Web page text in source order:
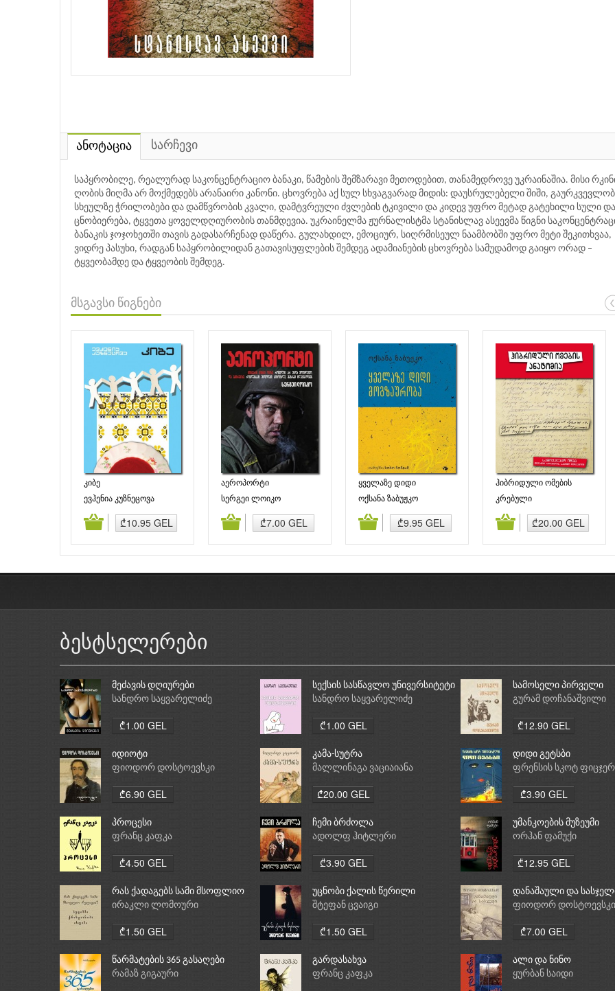
ანოტაცია სარჩევი
საპყრობილე, რეალურად საკონცენტრაციო ბანაკი, წამების შემზარავი მეთოდებით, თანამედროვე უკრაინაშია. მისი
ღობის მიღმა არ მოქმედებს არანაირი კანონი. ცხოვრება აქ სულ სხვაგვარად მიდის: დაუსრულებელი შიში,
სხეულზე ჭრილობები და დამწვრობის კვალი, დამტვრეული ძვლების ტკივილი და კიდევ უფრო მეტად გატეხილი სული და
ცნობიერება, ტყვეთა ყოველდღიურობის თანმდევია. უკრაინელმა ჟურნალისტმა სტანისლავ ასეევმა წიგნი
ბანაკის ჯოჯოხეთში თავის გადასარჩენად დაწერა. გულახდილ, ემოციურ, სიღრმისეულ ნაამბობში უფრო მეტი შეკითხვაა,
ვიდრე პასუხი, რადგან საპყრობილიდან გათავისუფლების შემდეგ ადამიანების ცხოვრება სამუდამოდ გაიყო ორად –
ტყვეობამდე და ტყვეობის შემდეგ.
მსგავსი წიგნები
კიბე
ევჰენია კუზნეცოვა
₾10.95 GEL
აეროპორტი
სერგეი ლოიკო
₾7.00 GEL
ყველაზე დიდი
მოგზაურობა
ოქსანა ზაბუჟკო
₾9.95 GEL
ჰიბრიდული ომების
ანატომია
კრებული
₾20.00 GEL
კალათაში დამატება კალათაში დამატება კალათაში დამატება კალათაში დამატება
ბესტსელერები
მეძავის დღიურები
სანდრო საყვარელიძე
₾1.00 GEL
სექსის სასწავლო უნივერსიტეტი
სანდრო საყვარელიძე
₾1.00 GEL
სამოსელი პირველი
გურამ დოჩანაშვილი
₾12.90 GEL
იდიოტი
ფიოდორ დოსტოევსკი
₾6.90 GEL
კამა-სუტრა
მალლინაგა ვაციაიანა
₾20.00 GEL
დიდი გეტსბი
ფრენსის სკოტ
₾3.90 GEL
პროცესი
ფრანც კაფკა
₾4.50 GEL
ჩემი ბრძოლა
ადოლფ ჰიტლერი
₾3.90 GEL
უმანკოების მუზეუმი
ორჰან ფამუქი
₾12.95 GEL
რას ქადაგებს სამი მსოფლიო
რელიგია: ბუდიზმი,
ირაკლი ლომოური
₾1.50 GEL
უცნობი ქალის წერილი
შტეფან ცვაიგი
₾1.50 GEL
დანაშაული და
ფიოდორ დოსტოევსკი
₾7.00 GEL
წარმატების 365 გასაღები
რამაზ გიგაური
გარდასახვა
ფრანც კაფკა
ალი და ნინო
ყურბან საიდი